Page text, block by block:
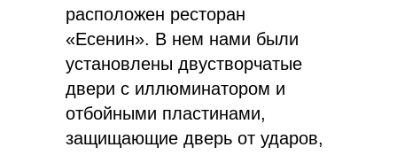
расположен ресторан
«Есенин». В нем нами были
установлены двустворчатые
двери с иллюминатором и
отбойными пластинами,
защищающие дверь от ударов,
Максим Дёмин
Директор по развитию Rada Doors
+7 (937) 272-58-68
m.demin@radadoors.ru
Сергей Дёмкин